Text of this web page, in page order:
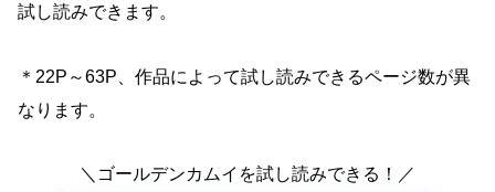
試し読みできます。
＊22P～63P、作品によって試し読みできるページ数が異
なります。
＼ゴールデンカムイを試し読みできる！／